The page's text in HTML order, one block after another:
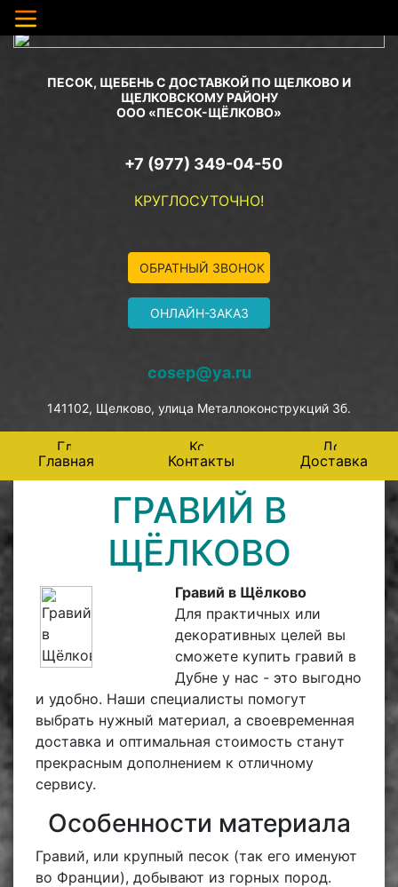
ПЕСОК, ЩЕБЕНЬ С ДОСТАВКОЙ ПО ЩЕЛКОВО И
ЩЕЛКОВСКОМУ РАЙОНУ
ООО «ПЕСОК-ЩЁЛКОВО»
+7 (977) 349-04-50
КРУГЛОСУТОЧНО!
ОБРАТНЫЙ ЗВОНОК
ОНЛАЙН-ЗАКАЗ
cosep@ya.ru
141102, Щелково, улица Металлоконструкций 3б.
Главная Контакты Доставка
ГРАВИЙ В
ЩЁЛКОВО
Гравий в Щёлково
Для практичных или
декоративных целей вы
сможете купить гравий в
Дубне у нас - это выгодно
и удобно. Наши специалисты помогут
выбрать нужный материал, а своевременная
доставка и оптимальная стоимость станут
прекрасным дополнением к отличному
сервису.
Особенности материала
Гравий, или крупный песок (так его именуют
во Франции), добывают из горных пород.